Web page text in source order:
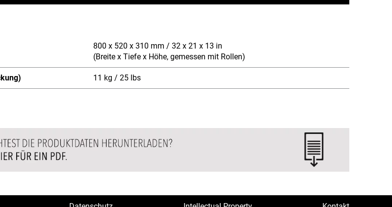
800 x 520 x 310 mm / 32 x 21 x 13 in
(Breite x Tiefe x Höhe, gemessen mit Rollen)
11 kg / 25 lbs